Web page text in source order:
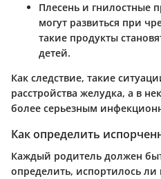
Плесень и гнилостные
могут развиться при
такие продукты
детей.
Как следствие, такие
расстройства желудка, а в
более серьезным
Как определить
Каждый родитель должен
определить, испортилось